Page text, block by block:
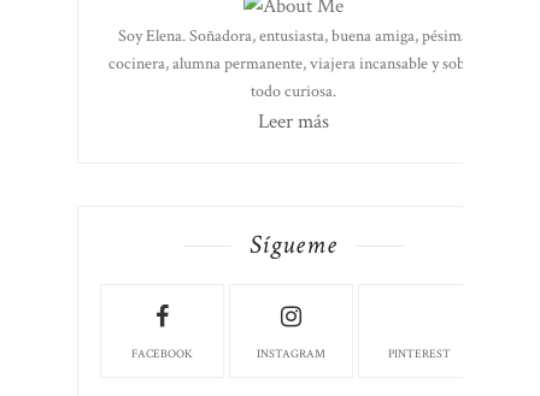
Soy Elena. Soñadora, entusiasta, buena amiga, pésima
cocinera, alumna permanente, viajera incansable y sobre
todo curiosa.
Leer más
Sígueme
FACEBOOK INSTAGRAM PINTEREST